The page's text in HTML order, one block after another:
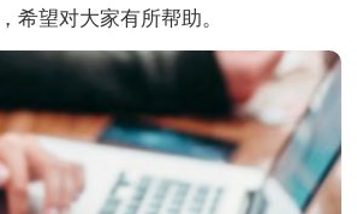
希望对大家有所帮助。